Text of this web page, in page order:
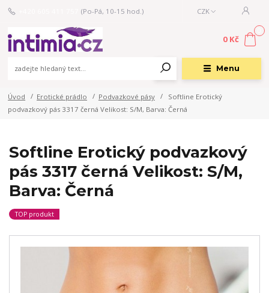
Menu
CZK
(Po-Pá, 10-15 hod.)
0 Kč
Úvod Erotické prádlo Podvazkové pásy
Softline Erotický
podvazkový pás 3317 černá Velikost: S/M, Barva: Černá
Softline Erotický podvazkový
pás 3317 černá Velikost: S/M,
Barva: Černá
TOP produkt